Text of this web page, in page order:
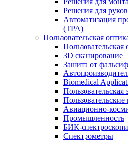
Решения для
Решения для
Автоматизация
(TPA)
Пользовательская
3D сканирование
Зашита от
Biomedical
Пользовательская
Авиационно-
Промышленность
БИК-
Спектрометры